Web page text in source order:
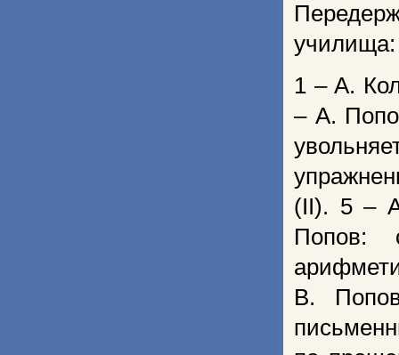
училища:
1 – А.
– А.
(II). 5 –
Попов:
В.